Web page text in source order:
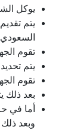
يوكل
يتم
تقوم
يتم
تقوم
بعد ذلك
أما في
وبعد